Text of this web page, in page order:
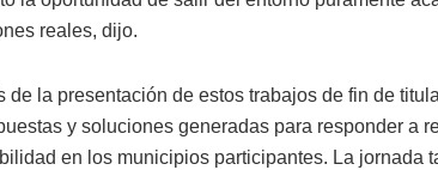
reales, dijo.
de la presentación de estos trabajos de fin de
y soluciones generadas para responder a
en los municipios participantes. La jornada